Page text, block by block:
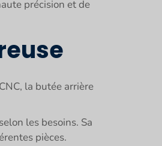
précision et de
la butée arrière
les besoins. Sa
pièces.